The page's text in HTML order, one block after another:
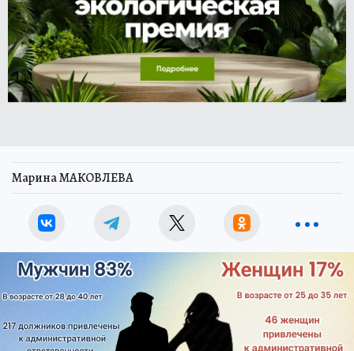
Марина МАКОВЛЕВА